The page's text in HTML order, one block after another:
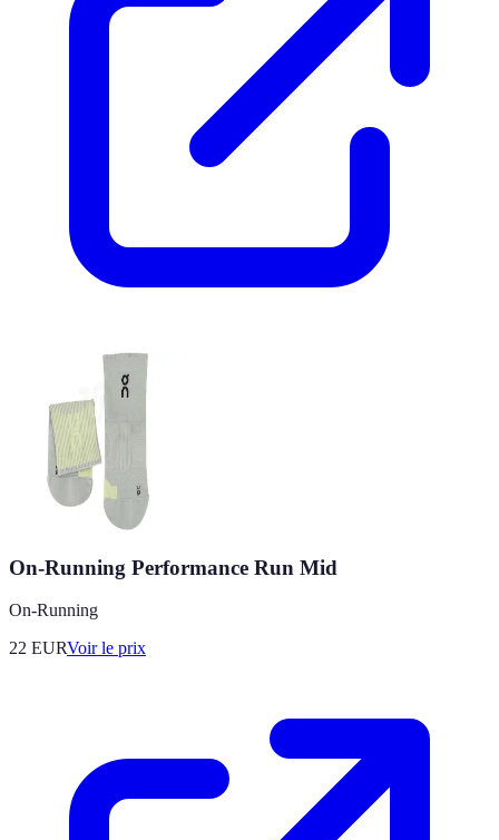
On-Running Performance Run Mid
On-Running
22 EURVoir le prix